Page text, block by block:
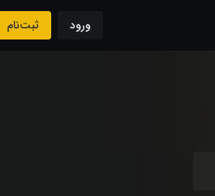
ورود ثبت‌نام